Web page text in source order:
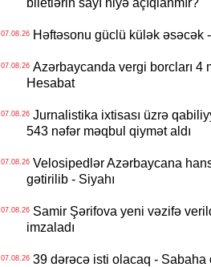
07.08.26Həftəsonu güclü külək əsəcək
07.08.26Azərbaycanda vergi borcları 4
Hesabat
07.08.26Jurnalistika ixtisası üzrə
543 nəfər məqbul qiymət aldı
07.08.26Velosipedlər Azərbaycana
gətirilib - Siyahı
07.08.26Samir Şərifova yeni vəzifə
imzaladı
07.08.2639 dərəcə isti olacaq - Sabaha